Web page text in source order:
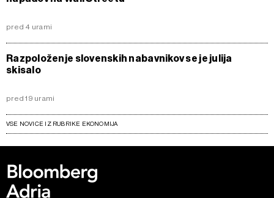
pred 4 urami
Razpoloženje slovenskih nabavnikov se je julija
skisalo
pred 19 urami
VSE NOVICE IZ RUBRIKE EKONOMIJA